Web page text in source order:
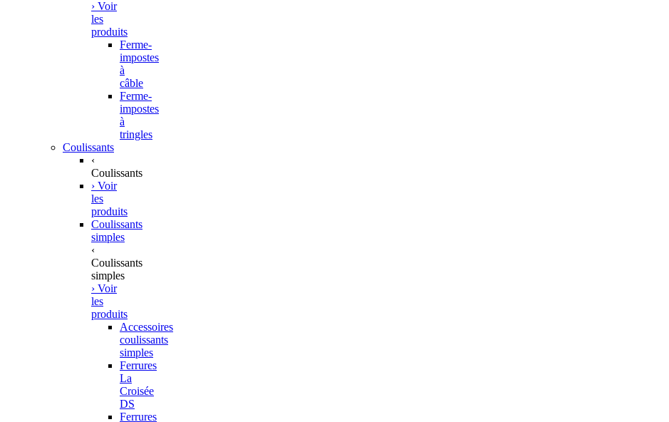
› Voir
les
produits
Ferme-
impostes
à
câble
Ferme-
impostes
à
tringles
Coulissants
‹
Coulissants
› Voir
les
produits
Coulissants
simples
‹
Coulissants
simples
› Voir
les
produits
Accessoires
coulissants
simples
Ferrures
La
Croisée
DS
Ferrures